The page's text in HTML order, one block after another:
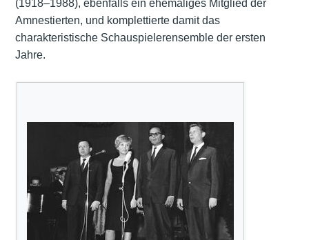
(1918–1988), ebenfalls ein ehemaliges Mitglied der
Amnestierten, und komplettierte damit das
charakteristische Schauspielerensemble der ersten
Jahre.